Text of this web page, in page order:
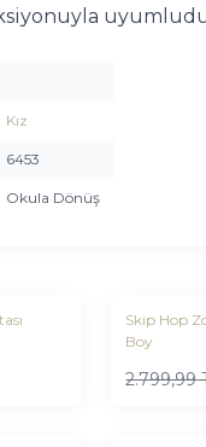
Kız
6453
Okula Dönüş
Yeni
%10
Skip Hop
Boy
2.799,99